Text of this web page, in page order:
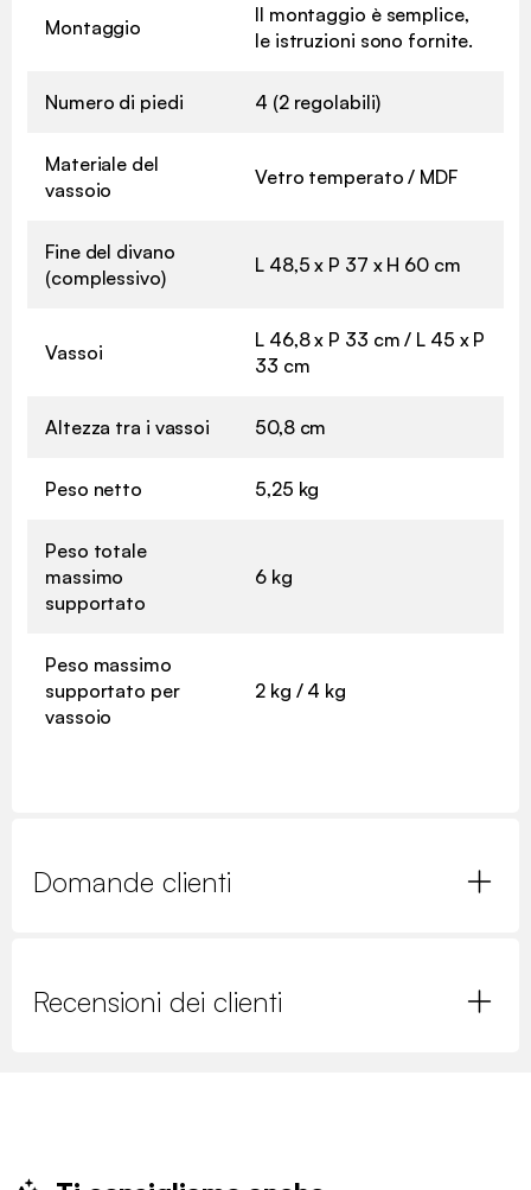
Montaggio
Il montaggio è semplice,
le istruzioni sono fornite.
Numero di piedi 4 (2 regolabili)
Materiale del
vassoio
Vetro temperato / MDF
Fine del divano
(complessivo)
L 48,5 x P 37 x H 60 cm
Vassoi
L 46,8 x P 33 cm / L 45 x P
33 cm
Altezza tra i vassoi 50,8 cm
Peso netto 5,25 kg
Peso totale
massimo
supportato
6 kg
Peso massimo
supportato per
vassoio
2 kg / 4 kg
Domande clienti
Recensioni dei clienti